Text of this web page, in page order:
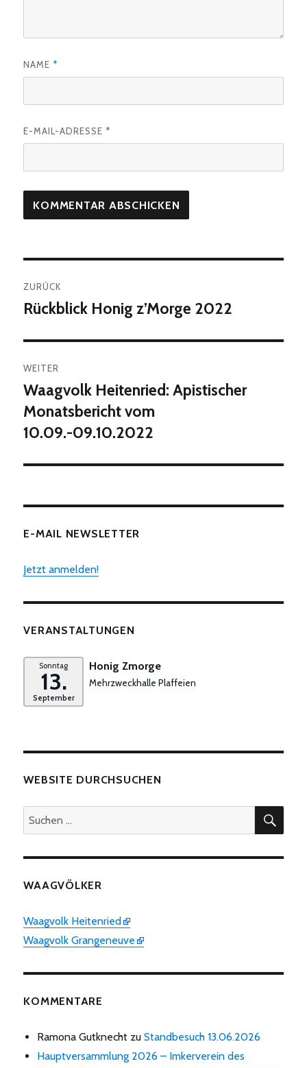
NAME *
E-MAIL-ADRESSE *
ZURÜCK
Vorheriger
Rückblick Honig z’Morge 2022
WEITER
Nächster
Beitrag:
Waagvolk Heitenried: Apistischer
Monatsbericht vom
10.09.-09.10.2022
E-MAIL NEWSLETTER
Jetzt anmelden!
VERANSTALTUNGEN
Sonntag
13.
September
Honig Zmorge
Mehrzweckhalle Plaffeien
WEBSITE DURCHSUCHEN
Suchen
nach:
WAAGVÖLKER
Waagvolk Heitenried
Waagvolk Grangeneuve
KOMMENTARE
Ramona Gutknecht zuStandbesuch 13.06.2026
Hauptversammlung 2026 – Imkerverein des